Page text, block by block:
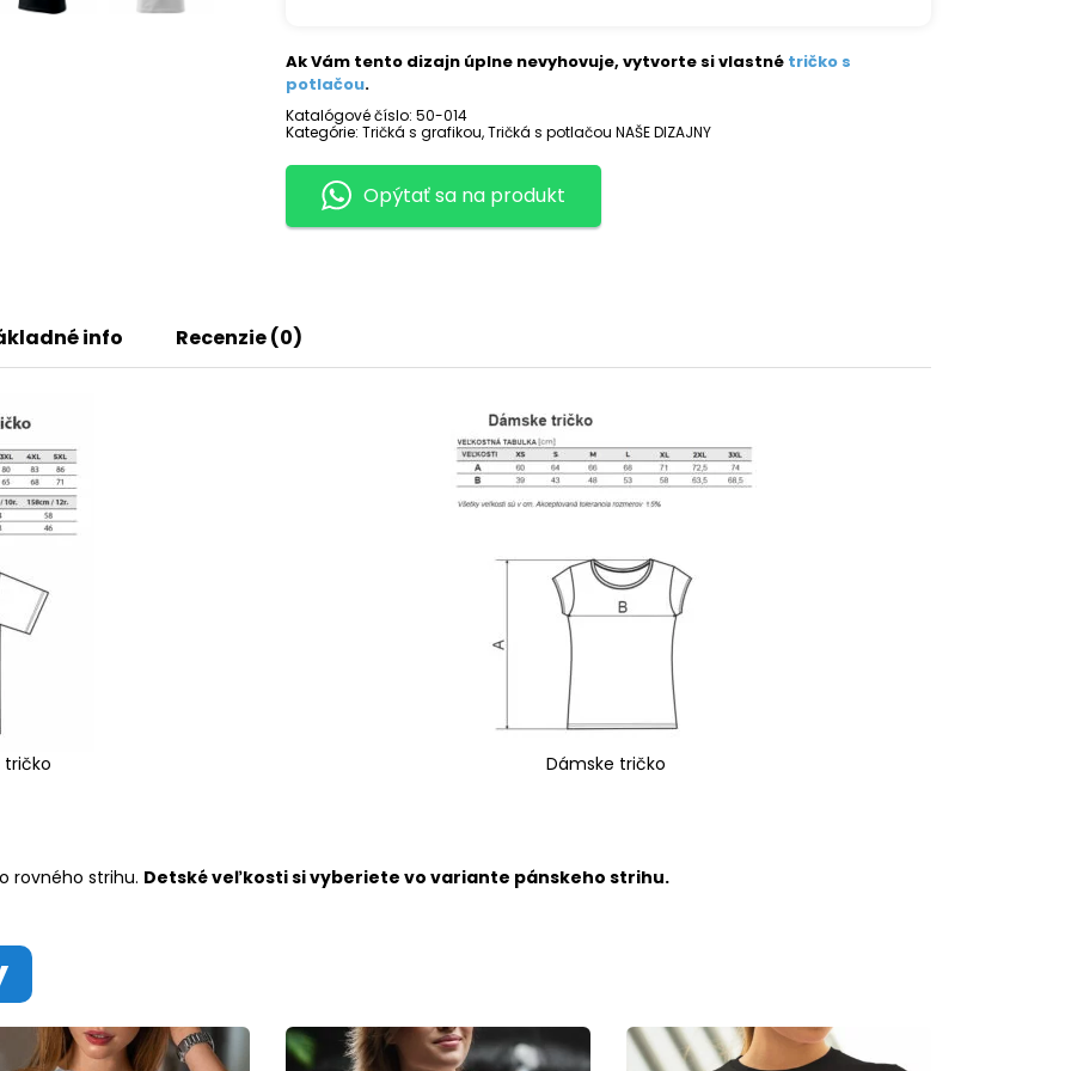
KILLER
Ak Vám tento dizajn úplne nevyhovuje, vytvorte si vlastné tričko s
potlačou.
Katalógové číslo: 50-014
Kategórie: Tričká s grafikou,Tričká s potlačou NAŠE DIZAJNY
Opýtať sa na produkt
info Recenzie (0)
tričko Dámske tričko
rovného strihu. Detské veľkosti si vyberiete vo variante pánskeho strihu.